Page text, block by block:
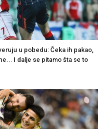
u pobedu: Čeka ih pakao,
I dalje se pitamo šta se to